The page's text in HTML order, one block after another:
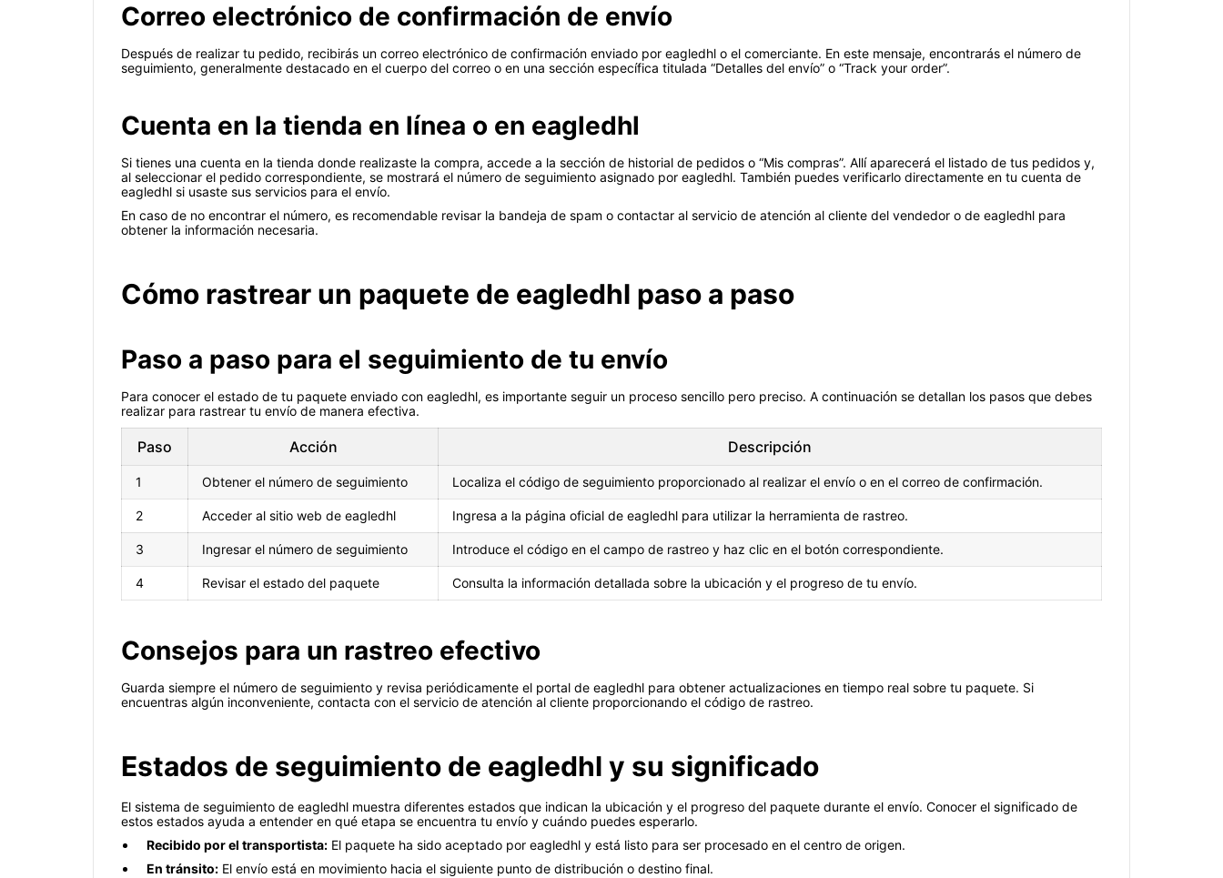
Correo electrónico de confirmación de envío
Después de realizar tu pedido, recibirás un correo electrónico de confirmación enviado por eagledhl o el comerciante. En este mensaje, encontrarás el número de
seguimiento, generalmente destacado en el cuerpo del correo o en una sección específica titulada “Detalles del envío” o “Track your order”.
Cuenta en la tienda en línea o en eagledhl
Si tienes una cuenta en la tienda donde realizaste la compra, accede a la sección de historial de pedidos o “Mis compras”. Allí aparecerá el listado de tus pedidos y,
al seleccionar el pedido correspondiente, se mostrará el número de seguimiento asignado por eagledhl. También puedes verificarlo directamente en tu cuenta de
eagledhl si usaste sus servicios para el envío.
En caso de no encontrar el número, es recomendable revisar la bandeja de spam o contactar al servicio de atención al cliente del vendedor o de eagledhl para
obtener la información necesaria.
Cómo rastrear un paquete de eagledhl paso a paso
Paso a paso para el seguimiento de tu envío
Para conocer el estado de tu paquete enviado con eagledhl, es importante seguir un proceso sencillo pero preciso. A continuación se detallan los pasos que debes
realizar para rastrear tu envío de manera efectiva.
Paso Acción Descripción
1 Obtener el número de seguimiento Localiza el código de seguimiento proporcionado al realizar el envío o en el correo de confirmación.
2 Acceder al sitio web de eagledhl Ingresa a la página oficial de eagledhl para utilizar la herramienta de rastreo.
3 Ingresar el número de seguimiento Introduce el código en el campo de rastreo y haz clic en el botón correspondiente.
4 Revisar el estado del paquete Consulta la información detallada sobre la ubicación y el progreso de tu envío.
Consejos para un rastreo efectivo
Guarda siempre el número de seguimiento y revisa periódicamente el portal de eagledhl para obtener actualizaciones en tiempo real sobre tu paquete. Si
encuentras algún inconveniente, contacta con el servicio de atención al cliente proporcionando el código de rastreo.
Estados de seguimiento de eagledhl y su significado
El sistema de seguimiento de eagledhl muestra diferentes estados que indican la ubicación y el progreso del paquete durante el envío. Conocer el significado de
estos estados ayuda a entender en qué etapa se encuentra tu envío y cuándo puedes esperarlo.
Recibido por el transportista: El paquete ha sido aceptado por eagledhl y está listo para ser procesado en el centro de origen.
En tránsito: El envío está en movimiento hacia el siguiente punto de distribución o destino final.